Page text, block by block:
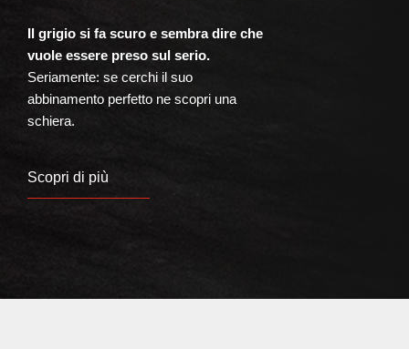
Il grigio si fa scuro e sembra dire che
vuole essere preso sul serio.
Seriamente: se cerchi il suo
abbinamento perfetto ne scopri una
schiera.
Scopri di più